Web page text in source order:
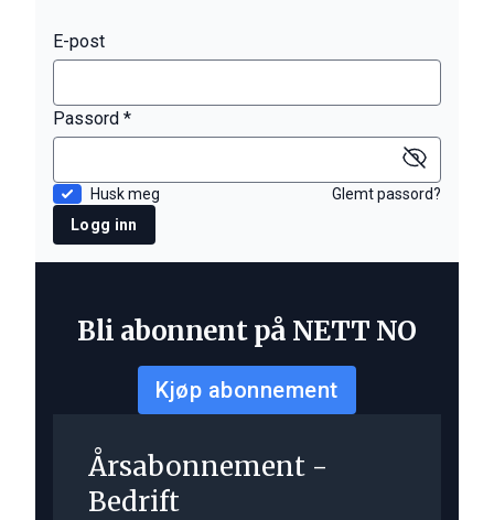
E-post
Passord *
Husk meg
Glemt passord?
Logg inn
Bli abonnent på NETT NO
Kjøp abonnement
Årsabonnement -
Bedrift